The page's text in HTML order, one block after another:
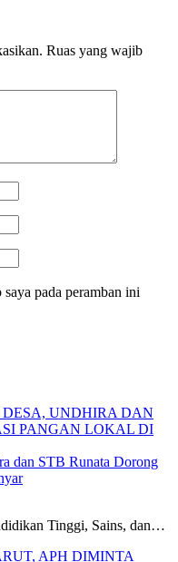
Ruas yang wajib
pada peramban ini
dan STB Runata Dorong
Tinggi, Sains, dan…